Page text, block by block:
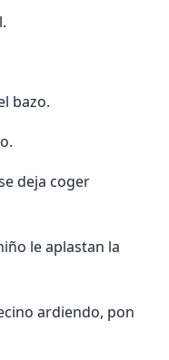
bazo.
deja coger
le aplastan la
ardiendo, pon